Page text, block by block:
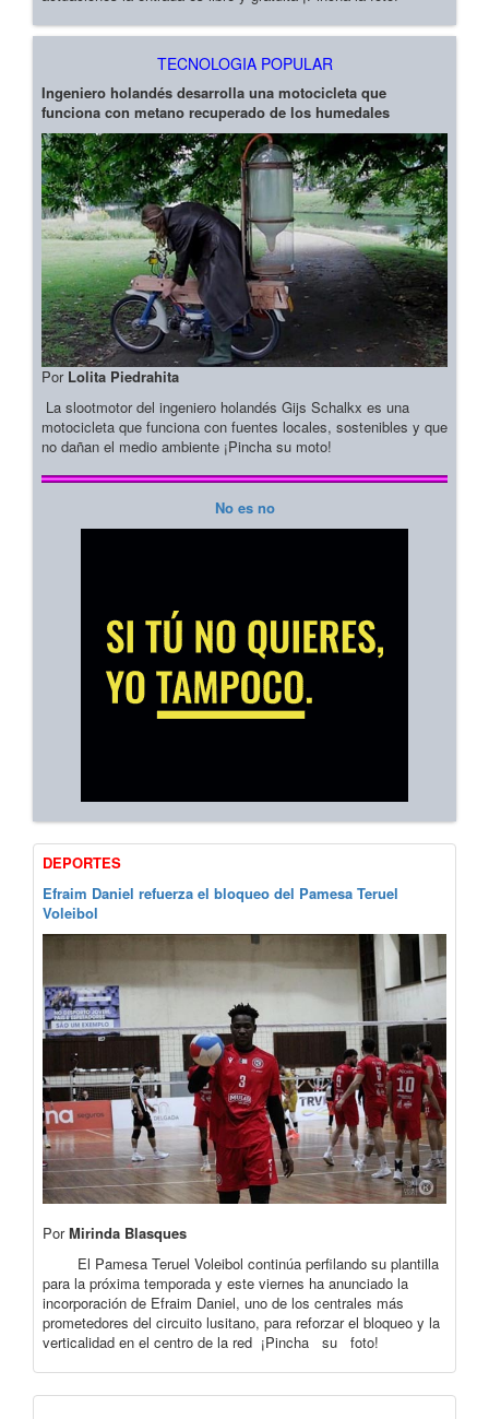
TECNOLOGIA POPULAR
Ingeniero holandés desarrolla una motocicleta que
funciona con metano recuperado de los humedales
Por Lolita Piedrahita
La slootmotor del ingeniero holandés Gijs Schalkx es una
motocicleta que funciona con fuentes locales, sostenibles y que
no dañan el medio ambiente ¡Pincha su moto!
No es no
DEPORTES
Efraim Daniel refuerza el bloqueo del Pamesa Teruel
Voleibol
PorMirinda Blasques
El Pamesa Teruel Voleibol continúa perfilando su plantilla
para la próxima temporada y este viernes ha anunciado la
incorporación de Efraim Daniel, uno de los centrales más
prometedores del circuito lusitano, para reforzar el bloqueo y la
verticalidad en el centro de la red ¡Pincha su foto!